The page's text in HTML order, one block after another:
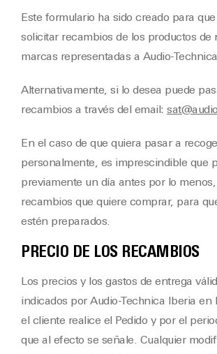
Este formulario ha sido creado para
solicitar recambios de los productos de
marcas representadas a Audio-
Alternativamente, si lo desea puede
recambios a través del email:
En el caso de que quiera pasar a
personalmente, es imprescindible que
previamente un día antes por lo
recambios que quiere comprar, para
estén preparados.
PRECIO DE LOS RECAMBIOS
Los precios y los gastos de entrega
indicados por Audio-Technica Iberia en
el cliente realice el Pedido y por el
que al efecto se señale. Cualquier